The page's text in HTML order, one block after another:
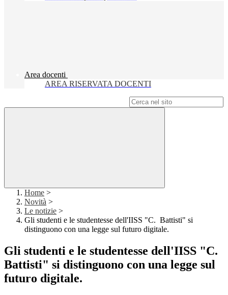
Area docenti
AREA RISERVATA DOCENTI
Home >
Novità >
Le notizie >
Gli studenti e le studentesse dell'IISS "C. Battisti" si
distinguono con una legge sul futuro digitale.
Gli studenti e le studentesse dell'IISS "C.
Battisti" si distinguono con una legge sul
futuro digitale.